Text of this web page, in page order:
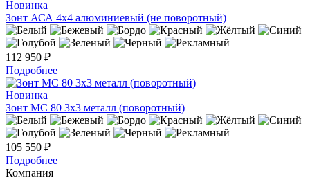
Новинка
Зонт АСА 4х4 алюминиевый (не поворотный)
112 950 ₽
Подробнее
Новинка
Зонт МС 80 3х3 металл (поворотный)
105 550 ₽
Подробнее
Компания